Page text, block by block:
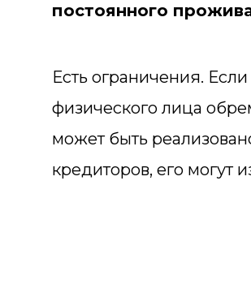
постоянного
Есть ограничения.
физического лица
может быть
кредиторов, его могут